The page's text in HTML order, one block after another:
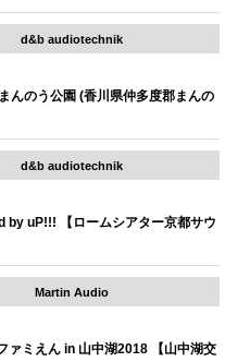
d&b audiotechnik
んのう公園 (香川県仲多度郡まんの
d&b audiotechnik
uP!!! 【ロームシアター京都サウ
Martin Audio
ァミえん in 山中湖2018 【山中湖交